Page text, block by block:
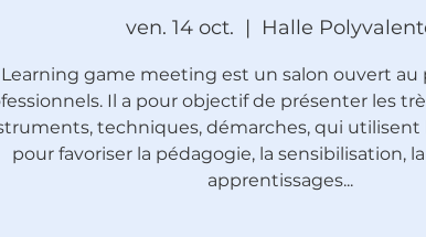
ven. 14 oct.
  |
Halle
Learning game meeting est un salon ouvert au
Il a pour objectif de présenter les
techniques, démarches, qui utilisent
pour favoriser la pédagogie, la sensibilisation,
apprentissages...